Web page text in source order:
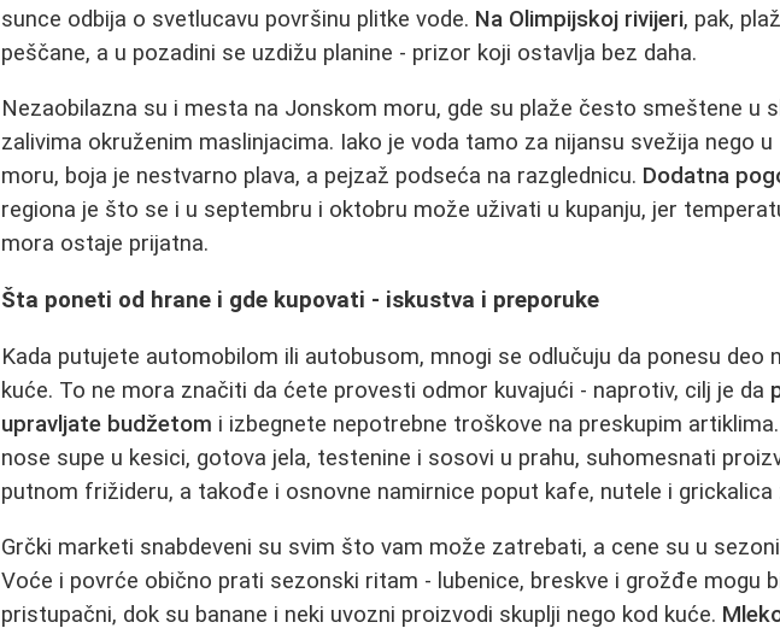
sunce odbija o svetlucavu površinu plitke vode. Na Olimpijskoj rivijeri, pak,
peščane, a u pozadini se uzdižu planine - prizor koji ostavlja bez daha.
Nezaobilazna su i mesta na Jonskom moru, gde su plaže često smeštene u
zalivima okruženim maslinjacima. Iako je voda tamo za nijansu svežija nego u
moru, boja je nestvarno plava, a pejzaž podseća na razglednicu. Dodatna
regiona je što se i u septembru i oktobru može uživati u kupanju, jer
mora ostaje prijatna.
Šta poneti od hrane i gde kupovati - iskustva i preporuke
Kada putujete automobilom ili autobusom, mnogi se odlučuju da ponesu deo
kuće. To ne mora značiti da ćete provesti odmor kuvajući - naprotiv, cilj je da
upravljate budžetom i izbegnete nepotrebne troškove na preskupim
nose supe u kesici, gotova jela, testenine i sosovi u prahu, suhomesnati
putnom frižideru, a takođe i osnovne namirnice poput kafe, nutele i grickalica
Grčki marketi snabdeveni su svim što vam može zatrebati, a cene su u
Voće i povrće obično prati sezonski ritam - lubenice, breskve i grožđe mogu
pristupačni, dok su banane i neki uvozni proizvodi skuplji nego kod kuće.